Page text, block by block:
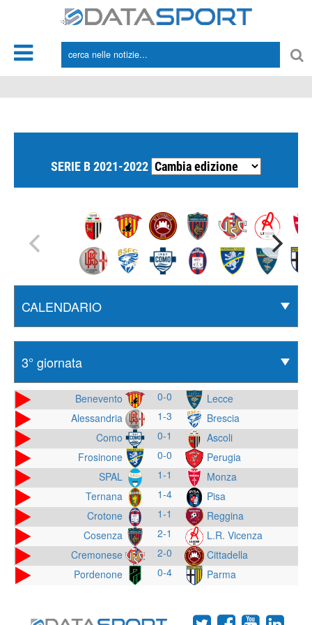
SERIE B 2021-2022
Benevento 0-0
Lecce
Alessandria
1-3
Brescia
Como
0-1
Ascoli
Frosinone
0-0
Perugia
SPAL
1-1
Monza
Ternana
1-4
Pisa
Crotone
1-1
Reggina
Cosenza
2-1
L.R. Vicenza
Cremonese
2-0
Cittadella
Pordenone
0-4 Parma